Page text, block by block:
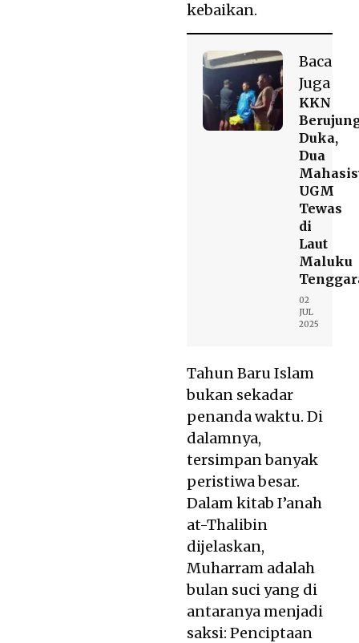
kebaikan.
Baca
Juga
KKN
Duka,
Dua
UGM
Tewas
di
Laut
Maluku
02
JUL
2025
Tahun Baru Islam
bukan sekadar
penanda waktu. Di
dalamnya,
tersimpan banyak
peristiwa besar.
Dalam kitab I’anah
at-Thalibin
dijelaskan,
Muharram adalah
bulan suci yang di
antaranya menjadi
saksi: Penciptaan